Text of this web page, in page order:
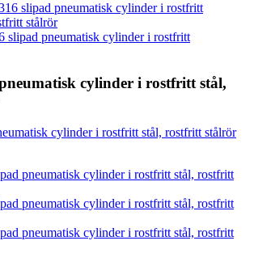
slipad pneumatisk cylinder i rostfritt
cylinder i rostfritt stål,